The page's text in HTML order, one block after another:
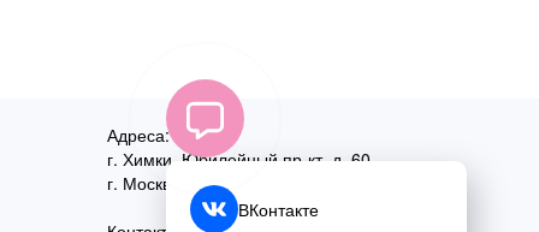
Адреса:
г. Химки, Юбилейный пр-кт, д. 60
г. Москва
ул. Перовская, д. 59
ВКонтакте